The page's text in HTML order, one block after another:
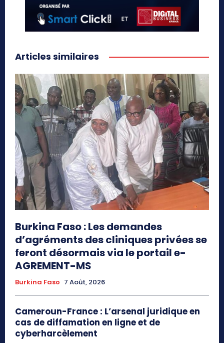
Articles similaires
Burkina Faso : Les demandes
d’agréments des cliniques privées se
feront désormais via le portail e-
AGREMENT-MS
Burkina Faso 7 Août, 2026
Cameroun-France : L’arsenal juridique en
cas de diffamation en ligne et de
cyberharcèlement